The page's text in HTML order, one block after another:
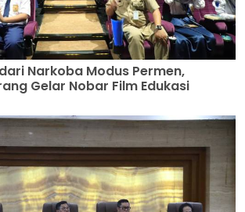
Narkoba Modus Permen,
Gelar Nobar Film Edukasi